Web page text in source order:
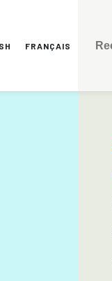
FRANÇAIS